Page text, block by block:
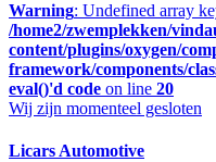
Warning: Undefined array
/home2/zwemplekken/
content/plugins/oxygen/
framework/components/
eval()'d code on line 20
Wij zijn momenteel gesloten
Licars Automotive